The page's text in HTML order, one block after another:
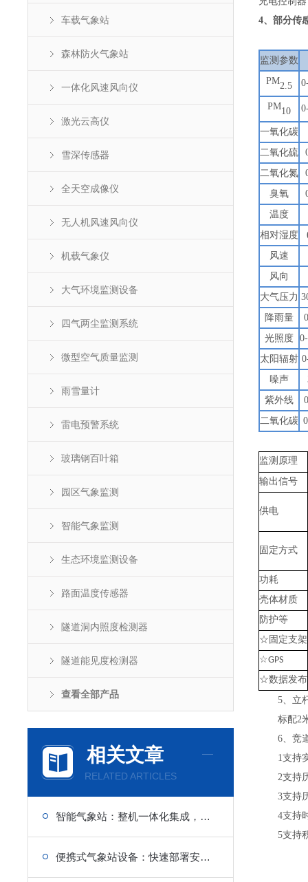
车载气象站
森林防火气象站
一体化风速风向仪
激光云高仪
雪深传感器
全天空成像仪
无人机风速风向仪
机载气象仪
大气环境监测设备
四气两尘监测系统
微型空气质量监测
雨雪量计
雷电预警系统
玻璃钢百叶箱
园区气象监测
智能气象监测
生态环境监测设备
路面温度传感器
隧道洞内照度检测器
隧道能见度检测器
查看全部产品
相关文章
RELATED ARTICLES
智能气象站：整机一体化集成，现场安装省时省力
便携式气象站设备：快速部署安装，多要素实时采集
4、部分传
监测参数
PM2.5
PM10
一氧化碳
二氧化硫
二氧化氮
臭氧
温度
相对湿度
风速
风向
大气压力
降雨量
光照度
太阳辐射
噪声
紫外线
二氧化碳
监测原理
输出信号
供电
固定方式
功耗
壳体材质
防护等
☆固定支架
☆GPS
☆数据发布
5、立
标配2米
6、竞道
1支持实
2支持历
3支持历
4支持时
5支持积